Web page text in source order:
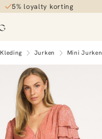
5% loyalty korting
Kleding Jurken Mini Jurken